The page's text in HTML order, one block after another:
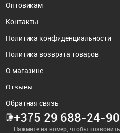
Оптовикам
Контакты
Политика конфиденциальности
Политика возврата товаров
О магазине
Отзывы
Обратная связь
+375 29 688-24-90
Нажмите на номер, чтобы позвонить